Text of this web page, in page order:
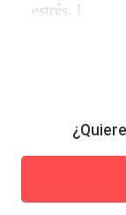
estrés, l